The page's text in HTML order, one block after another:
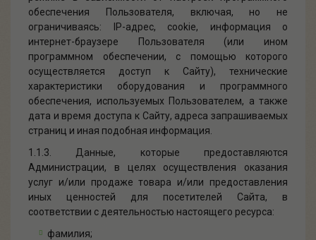
обеспечения Пользователя, включая, но не
ограничиваясь: IP-адрес, cookie, информация о
интернет-браузере Пользователя (или ином
программном обеспечении, с помощью которого
осуществляется доступ к Сайту), технические
характеристики оборудования и программного
обеспечения, используемых Пользователем, а также
дата и время доступа к Сайту, адреса запрашиваемых
страниц и иная подобная информация.
1.1.3. Данные, которые предоставляются
Администрации, в целях осуществления оказания
услуг и/или продаже товара и/или предоставления
иных ценностей для посетителей Сайта, в
соответствии с деятельностью настоящего ресурса:
фамилия;